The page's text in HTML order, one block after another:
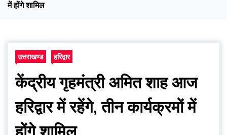
में होंगे शामिल
उत्तराखण्ड हरिद्वार
केंद्रीय गृहमंत्री अमित शाह आज
हरिद्वार में रहेंगे, तीन कार्यक्रमों में
होंगे शामिल